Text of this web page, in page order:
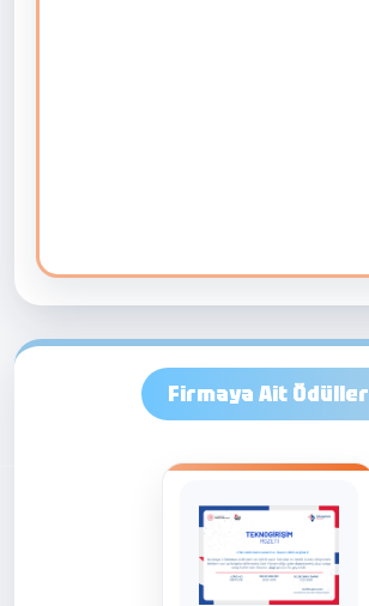
Firmaya Ait Ödüller